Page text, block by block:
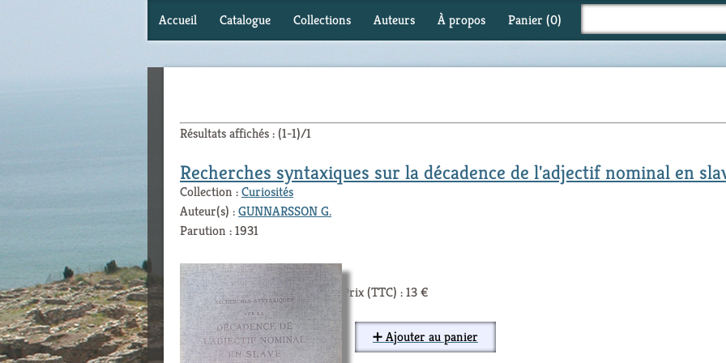
Accueil Catalogue Collections Auteurs À propos Panier (0)
Résultats affichés : (1-1)/1
Recherches syntaxiques sur la décadence de l'adjectif nominal en
Collection :Curiosités
Auteur(s) :GUNNARSSON G.
Parution : 1931
Prix (TTC) : 13 €
➕ Ajouter au panier